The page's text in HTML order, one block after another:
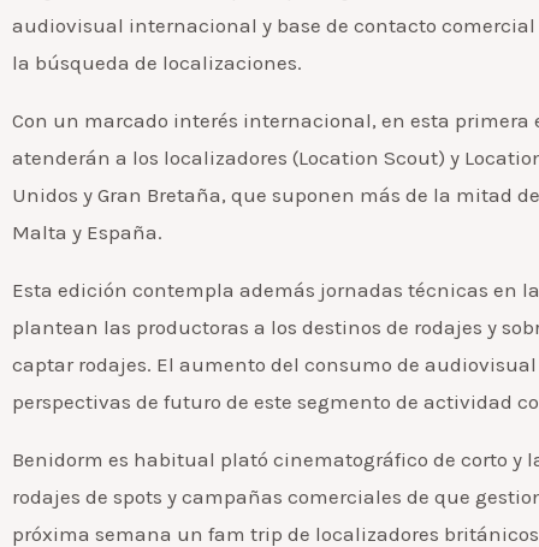
audiovisual internacional y base de contacto
la búsqueda de localizaciones.
Con un marcado interés internacional, en esta
atenderán a los localizadores (Location Scout) y
Unidos y Gran Bretaña, que suponen más de la mitad
Malta y España.
Esta edición contempla además jornadas técnicas en
plantean las productoras a los destinos de rodajes y
captar rodajes. El aumento del consumo de
perspectivas de futuro de este segmento de actividad
Benidorm es habitual plató cinematográfico de corto y
rodajes de spots y campañas comerciales de que
próxima semana un fam trip de localizadores